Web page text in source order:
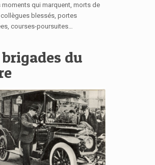
moments qui marquent, morts de
blessés, portes
courses-poursuites…
brigades du